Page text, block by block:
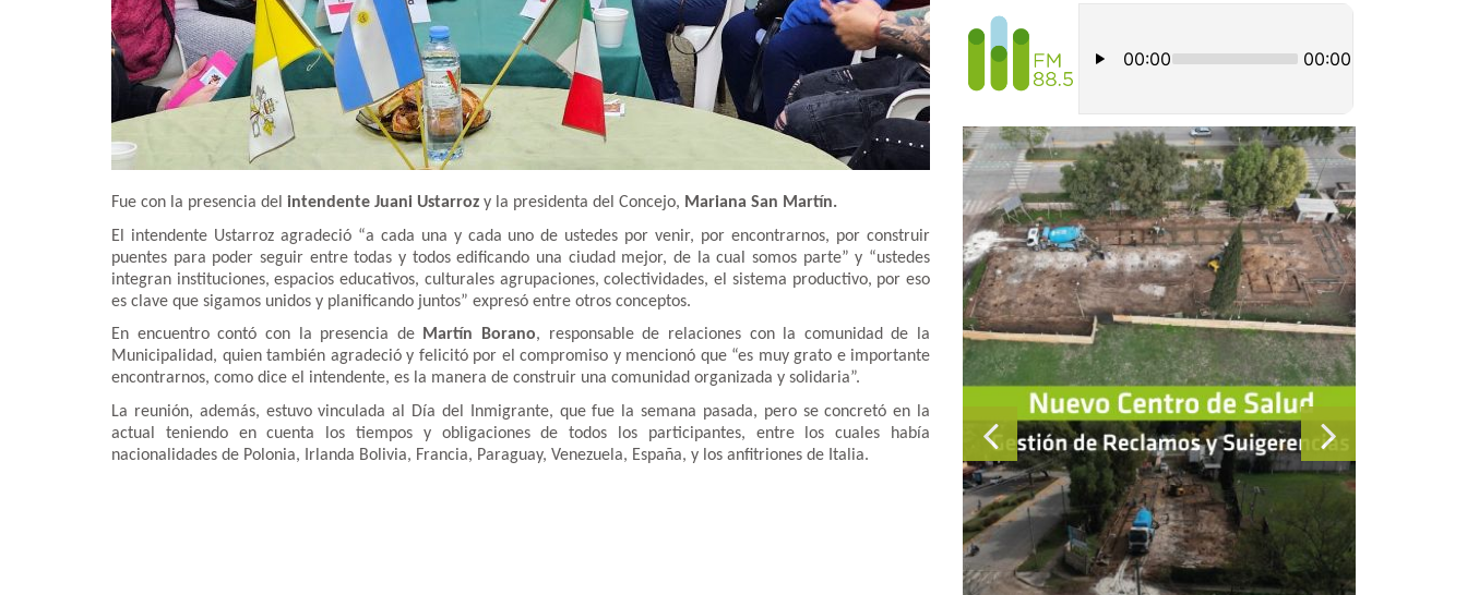
Fue con la presencia del intendente Juani Ustarroz y la presidenta del Concejo, Mariana San Martín.
El intendente Ustarroz agradeció “a cada una y cada uno de ustedes por venir, por encontrarnos, por construir
puentes para poder seguir entre todas y todos edificando una ciudad mejor, de la cual somos parte” y “ustedes
integran instituciones, espacios educativos, culturales agrupaciones, colectividades, el sistema productivo, por eso
es clave que sigamos unidos y planificando juntos” expresó entre otros conceptos.
En encuentro contó con la presencia de Martín Borano, responsable de relaciones con la comunidad de la
Municipalidad, quien también agradeció y felicitó por el compromiso y mencionó que “es muy grato e importante
encontrarnos, como dice el intendente, es la manera de construir una comunidad organizada y solidaria”.
La reunión, además, estuvo vinculada al Día del Inmigrante, que fue la semana pasada, pero se concretó en la
actual teniendo en cuenta los tiempos y obligaciones de todos los participantes, entre los cuales había
nacionalidades de Polonia, Irlanda Bolivia, Francia, Paraguay, Venezuela, España, y los anfitriones de Italia.